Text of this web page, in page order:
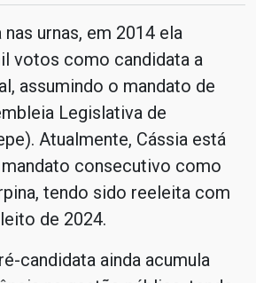
urnas, em 2014 ela
votos como candidata a
assumindo o mandato de
Legislativa de
Atualmente, Cássia está
consecutivo como
tendo sido reeleita com
de 2024.
candidata ainda acumula